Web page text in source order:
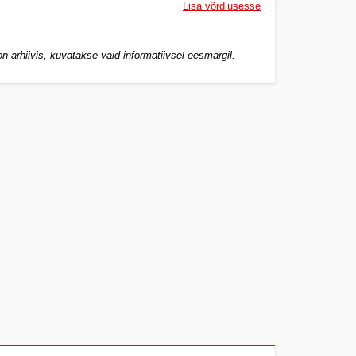
Lisa võrdlusesse
arhiivis, kuvatakse vaid informatiivsel eesmärgil.